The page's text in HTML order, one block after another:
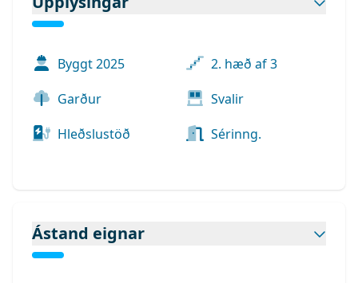
Byggt2025
2. hæð af 3
Garður
Svalir
Hleðslustöð
Sérinng.
Ástand eignar